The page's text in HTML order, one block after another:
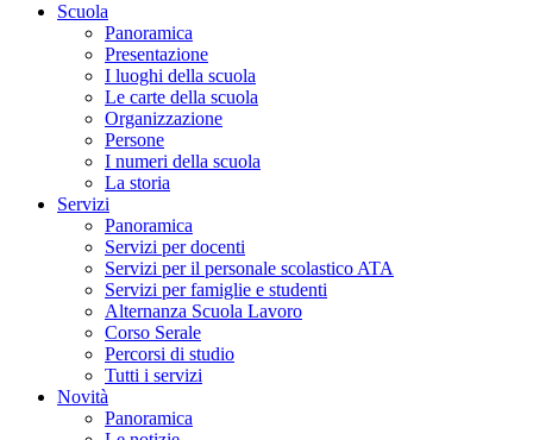
Scuola
Panoramica
Presentazione
I luoghi della scuola
Le carte della scuola
Organizzazione
Persone
I numeri della scuola
La storia
Servizi
Panoramica
Servizi per docenti
Servizi per il personale scolastico ATA
Servizi per famiglie e studenti
Alternanza Scuola Lavoro
Corso Serale
Percorsi di studio
Tutti i servizi
Novità
Panoramica